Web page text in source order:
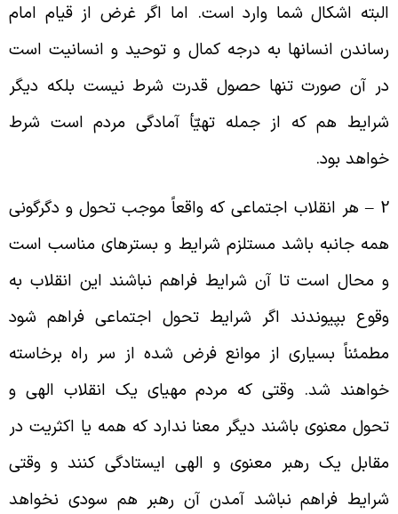
اشکال شما وارد است. اما اگر غرض از قیام امام
انسانها به درجه کمال و توحید و انسانیت است
آن صورت تنها حصول قدرت شرط نیست بلکه دیگر
هم که از جمله تهیّأ آمادگی مردم است شرط
بود.
هر انقلاب اجتماعی که واقعاً موجب تحول و دگرگونی
جانبه باشد مستلزم شرایط و بسترهای مناسب است
محال است تا آن شرایط فراهم نباشند این انقلاب به
بپیوندند اگر شرایط تحول اجتماعی فراهم شود
بسیاری از موانع فرض شده از سر راه برخاسته
شد. وقتی که مردم مهیای یک انقلاب الهی و
معنوی باشند دیگر معنا ندارد که همه یا اکثریت در
یک رهبر معنوی و الهی ایستادگی کنند و وقتی
فراهم نباشد آمدن آن رهبر هم سودی نخواهد